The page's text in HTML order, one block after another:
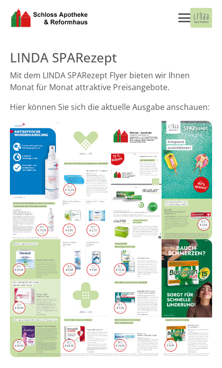
LINDA SPARezept
Mit dem LINDA SPARezept Flyer bieten wir Ihnen
Monat für Monat attraktive Preisangebote.
Hier können Sie sich die aktuelle Ausgabe anschauen: